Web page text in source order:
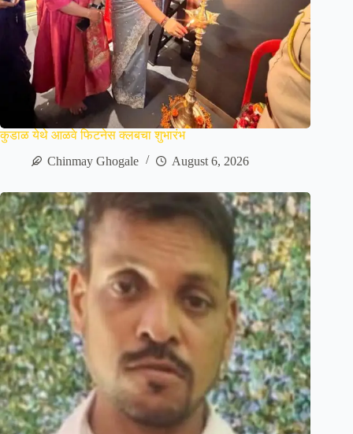
कुडाळ येथे आळवे फिटनेस क्लबचा शुभारंभ
Chinmay Ghogale
August 6, 2026